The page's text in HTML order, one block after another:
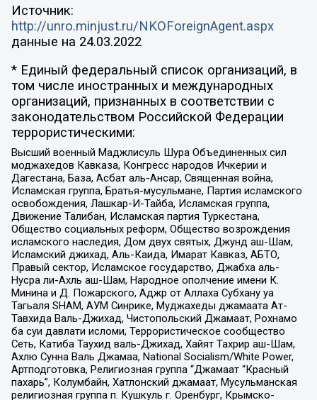
Источник:
http://unro.minjust.ru/NKOForeignAgent.aspx
данные на 24.03.2022
* Единый федеральный список организаций, в
том числе иностранных и международных
организаций, признанных в соответствии с
законодательством Российской Федерации
террористическими:
Высший военный Маджлисуль Шура Объединенных сил
моджахедов Кавказа, Конгресс народов Ичкерии и
Дагестана, База, Асбат аль-Ансар, Священная война,
Исламская группа, Братья-мусульмане, Партия исламского
освобождения, Лашкар-И-Тайба, Исламская группа,
Движение Талибан, Исламская партия Туркестана,
Общество социальных реформ, Общество возрождения
исламского наследия, Дом двух святых, Джунд аш-Шам,
Исламский джихад, Аль-Каида, Имарат Кавказ, АБТО,
Правый сектор, Исламское государство, Джабха аль-
Нусра ли-Ахль аш-Шам, Народное ополчение имени К.
Минина и Д. Пожарского, Аджр от Аллаха Субхану уа
Тагьаля SHAM, АУМ Синрике, Муджахеды джамаата Ат-
Тавхида Валь-Джихад, Чистопольский Джамаат, Рохнамо
ба суи давлати исломи, Террористическое сообщество
Сеть, Катиба Таухид валь-Джихад, Хайят Тахрир аш-Шам,
Ахлю Сунна Валь Джамаа, National Socialism/White Power,
Артподготовка, Религиозная группа “Джамаат “Красный
пахарь”, Колумбайн, Хатлонский джамаат, Мусульманская
религиозная группа п. Кушкуль г. Оренбург, Крымско-